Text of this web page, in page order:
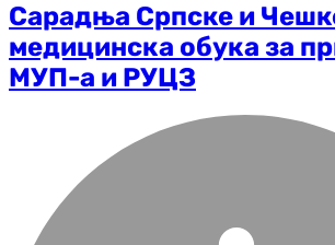
Сарадња Српске и
медицинска обука за
МУП-а и РУЦЗ